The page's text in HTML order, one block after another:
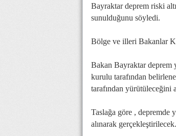
Bayraktar deprem riski
sunulduğunu söyledi.
Bölge ve illeri Bakanlar
Bakan Bayraktar deprem
kurulu tarafından
tarafından yürütüleceğini
Taslağa göre , depremde
alınarak gerçekleştirilecek.